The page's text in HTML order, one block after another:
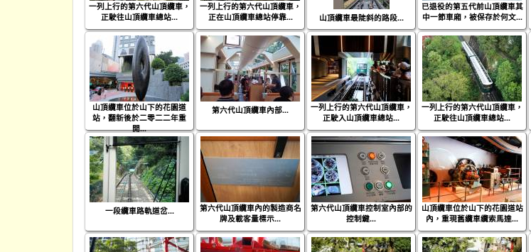
一列上行的第六代山頂纜車，
正駛往山頂纜車總站...
一列上行的第六代山頂纜車，
正在山頂纜車總站停靠...
山頂纜車最陡斜的路段...
已退役的第五代前山頂纜車其
中一節車廂，被保存於何文...
山頂纜車位於山下的花園道
站，翻新後於二零二二年重
開...
第六代山頂纜車內部...
一列上行的第六代山頂纜車，
正駛入山頂纜車總站...
一列上行的第六代山頂纜車，
正駛往山頂纜車總站...
一段纜車路軌道岔...
第六代山頂纜車內的製造商名
牌及載客量標示...
第六代山頂纜車控制室內部的
控制鍵...
山頂纜車位於山下的花園道站
內，重現舊纜車纜索馬達...